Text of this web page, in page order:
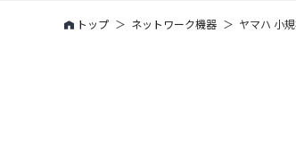
トップ ネットワーク機器 ヤマハ 小